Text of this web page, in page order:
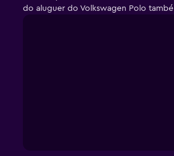
do aluguer do Volkswagen Polo